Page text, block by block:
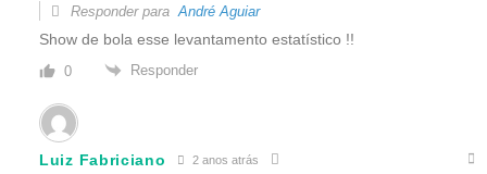
Responder para André Aguiar
Show de bola esse levantamento estatístico !!
0 Responder
Luiz Fabriciano 2 anos atrás